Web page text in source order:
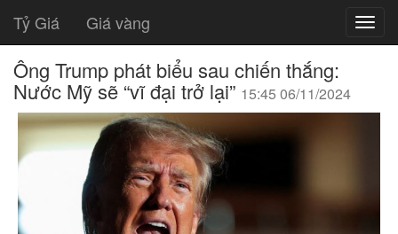
Tỷ Giá Giá vàng
Ông Trump phát biểu sau chiến thắng:
Nước Mỹ sẽ “vĩ đại trở lại” 15:45 06/11/2024